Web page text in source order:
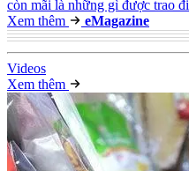
còn mãi là những gì được trao đi
Xem thêm
eMagazine
Videos
Xem thêm